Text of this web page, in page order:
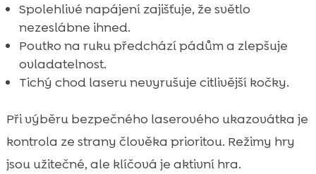
Spolehlivé napájení zajišťuje, že světlo
nezeslábne ihned.
Poutko na ruku předchází pádům a zlepšuje
ovladatelnost.
Tichý chod laseru nevyrušuje citlivější kočky.
Při výběru bezpečného laserového ukazovátka je
kontrola ze strany člověka prioritou. Režimy hry
jsou užitečné, ale klíčová je aktivní hra.